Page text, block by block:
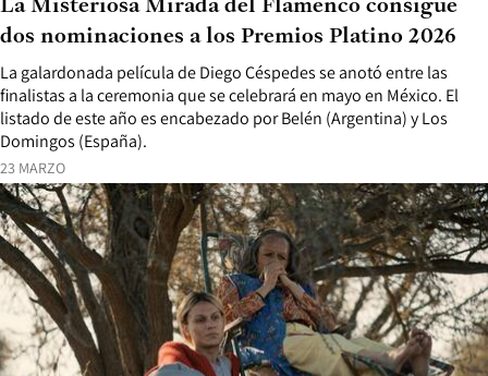
23 MARZO
La galardonada película de Diego Céspedes se anotó entre las
finalistas a la ceremonia que se celebrará en mayo en México. El
listado de este año es encabezado por Belén (Argentina) y Los
Domingos (España).
La Misteriosa Mirada del Flamenco consigue
dos nominaciones a los Premios Platino 2026